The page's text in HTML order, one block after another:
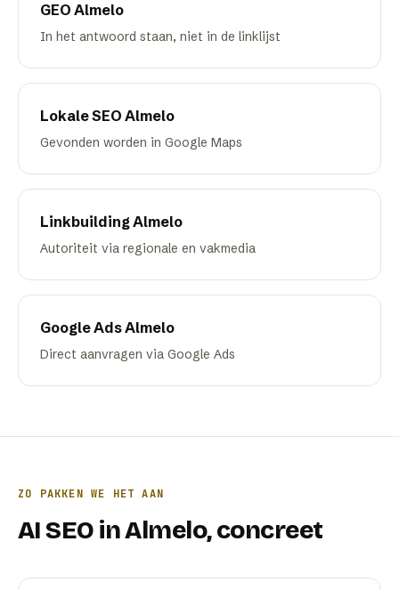
GEO Almelo
In het antwoord staan, niet in de linklijst
Lokale SEO Almelo
Gevonden worden in Google Maps
LinkbuildingAlmelo
Autoriteit via regionale en vakmedia
Google AdsAlmelo
Direct aanvragen via Google Ads
ZO PAKKEN WE HET AAN
AI SEO inAlmelo, concreet